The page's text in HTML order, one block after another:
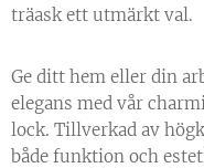
träask ett utmärkt val.
Ge ditt hem eller din
elegans med vår
lock. Tillverkad av
både funktion och